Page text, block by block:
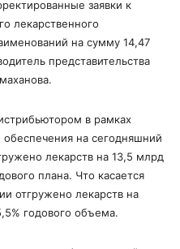
заявки к
лекарственного
на сумму 14,47
представительства
в рамках
обеспечения на сегодняшний
лекарств на 13,5 млрд
плана. Что касается
отгружено лекарств на
годового объема.